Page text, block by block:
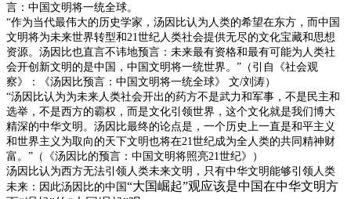
言：中国文明将一统全球。
“作为当代最伟大的历史学家，汤因比认为人类的希望在东方，而中国
文明将为未来世界转型和 21 世纪人类社会提供无尽的文化宝藏和思想
资源。汤因比也直言不讳地预言：未来最有资格和最有可能为人类社
会开创新文明的是中国，中国文明将一统世界。”（引自《社会观
察》：《汤因比预言：中国文明将一统全球》
文/刘涛）
“汤因比认为为未来人类社会开出的药方不是武力和军事，不是民主和
选举，不是西方的霸权，而是文化引领世界，这个文化就是我们博大
精深的中华文明。汤因比最终的论点是，一个历史上一直是和平主义
和世界主义为取向的天下文明也将在21 世纪成为全人类的共同精神财
富。”（《汤因比的预言：中国文明将照亮21 世纪》）
汤因比认为西方无法引领人类未来文明，只有中华文明能够引领人类
未来：因此汤因比的中国 “大国崛起”观应该是中国在中华文明方